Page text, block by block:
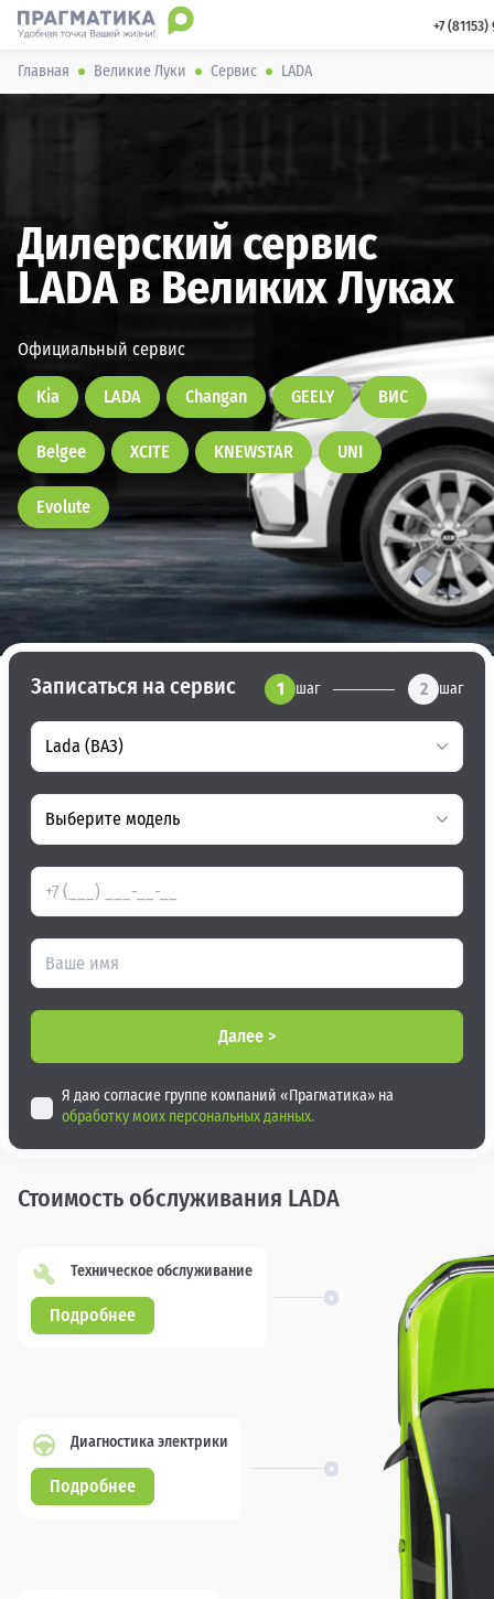
+7
Главная Великие Луки Сервис LADA
Дилерский сервис
LADA в Великих Луках
Официальный сервис
Kia LADA Changan GEELY ВИС
Belgee XCITE KNEWSTAR UNI
Evolute
Записаться на сервис 1 шаг 2 шаг
Lada (ВАЗ)
Выберите модель
Далее >
Я даю согласие группе компаний «Прагматика» на
обработку моих персональных данных.
Стоимость обслуживания LADA
Техническое обслуживание
Подробнее
Диагностика электрики
Подробнее